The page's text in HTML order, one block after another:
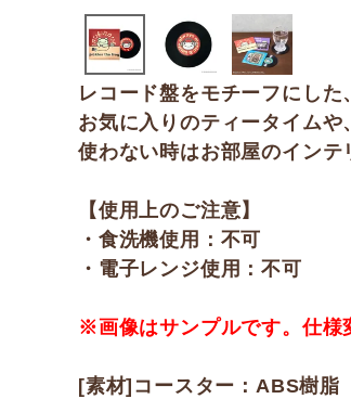
レコード盤をモチーフにした
お気に入りのティータイムや
使わない時はお部屋のイン
【使用上のご注意】
・食洗機使用：不可
・電子レンジ使用：不可
※画像はサンプルです。仕様
[素材]コースター：ABS樹脂